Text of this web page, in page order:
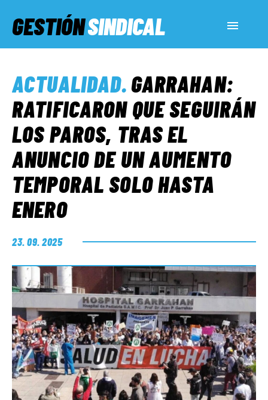
GESTIÓNSINDICAL
SERVICIOS SOCIALES
INFORMES ESPECIALES
FUERA DE MEGÁFONO
ACTUALIDAD.GARRAHAN:
RATIFICARON QUE SEGUIRÁN
LOS PAROS, TRAS EL
ANUNCIO DE UN AUMENTO
TEMPORAL SOLO HASTA
ENERO
23. 09. 2025